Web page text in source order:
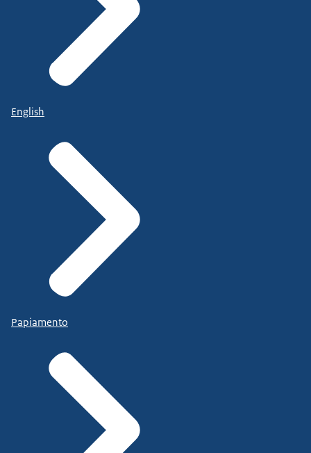
English
Papiamento